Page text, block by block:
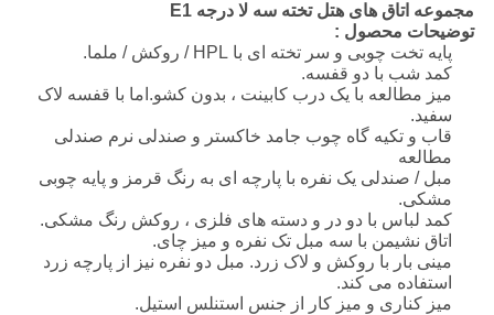
مجموعه اتاق های هتل تخته سه لا درجه E1
توضیحات محصول :
پایه تخت چوبی و سر تخته ای با HPL / روکش / ملما.
کمد شب با دو قفسه.
میز مطالعه با یک درب کابینت ، بدون کشو.اما با قفسه لاک
سفید.
قاب و تکیه گاه چوب جامد خاکستر و صندلی نرم صندلی
مطالعه
مبل / صندلی یک نفره با پارچه ای به رنگ قرمز و پایه چوبی
مشکی.
کمد لباس با دو در و دسته های فلزی ، روکش رنگ مشکی.
اتاق نشیمن با سه مبل تک نفره و میز چای.
مینی بار با روکش و لاک زرد. مبل دو نفره نیز از پارچه زرد
استفاده می کند.
میز کناری و میز کار از جنس استنلس استیل.